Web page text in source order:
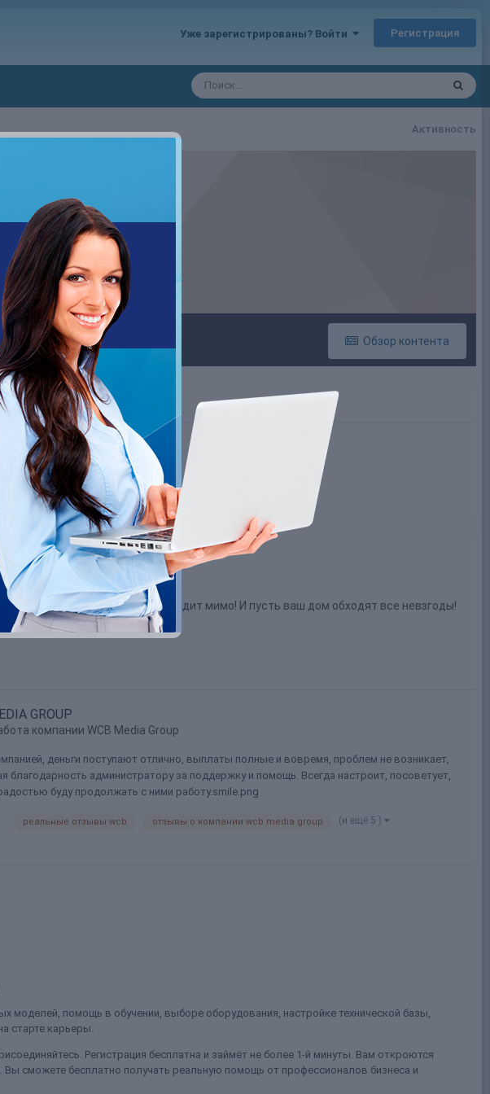
Уже зарегистрированы? Войти Регистрация
Активность
Обзор контента
1
Репутация
Пусть ваше счастье не проходит мимо! И пусть ваш дом обходят все невзгоды!
GROUP
компании WCB Media Group
деньги поступают отлично, выплаты полные и вовремя, проблем не возникает,
администратору за поддержку и помощь. Всегда настроит, посоветует,
буду продолжать с ними работу.smile.png
реальные отзывы wcb отзывы о компании wcb media group (и ещё 5 )
помощь в обучении, выборе оборудования, настройке технической базы,
старте карьеры.
Регистрация бесплатна и займёт не более 1-й минуты. Вам откроются
сможете бесплатно получать реальную помощь от профессионалов бизнеса и